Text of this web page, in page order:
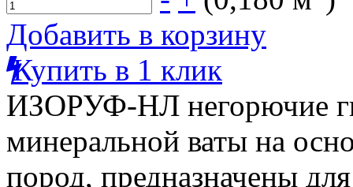
Добавить в корзину
Купить в 1 клик
ИЗОРУФ-НЛ негорючие
минеральной ваты на
пород, предназначены